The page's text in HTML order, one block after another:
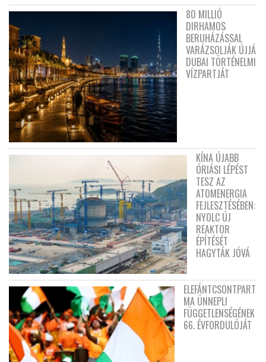
80 MILLIÓ
DIRHAMOS
BERUHÁZÁSSAL
VARÁZSOLJÁK ÚJJÁ
DUBAI TÖRTÉNELMI
VÍZPARTJÁT
KÍNA ÚJABB
ÓRIÁSI LÉPÉST
TESZ AZ
ATOMENERGIA
FEJLESZTÉSÉBEN:
NYOLC ÚJ
REAKTOR
ÉPÍTÉSÉT
HAGYTÁK JÓVÁ
ELEFÁNTCSONTPART
MA ÜNNEPLI
FÜGGETLENSÉGÉNEK
66. ÉVFORDULÓJÁT